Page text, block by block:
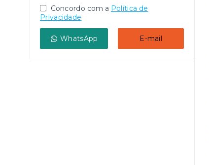
Concordo com a Política de
Privacidade
WhatsApp E-mail